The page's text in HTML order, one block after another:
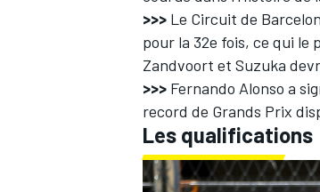
>>> Le Circuit de
pour la 32e fois, ce qui le
Zandvoort et Suzuka
>>> Fernando Alonso a
record de Grands Prix
Les qualifications